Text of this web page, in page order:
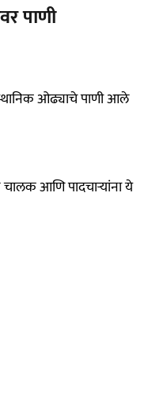
पाणी
ओढ्याचे पाणी आले
आणि पादचाऱ्यांना ये